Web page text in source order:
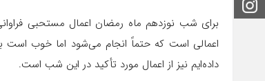
برای شب‌ نوزدهم ماه رمضان اعمال مستحبی
اعمالی است که حتماً انجام می‌شود اما خوب است
داده‌ایم نیز از اعمال مورد تأکید در این شب است.